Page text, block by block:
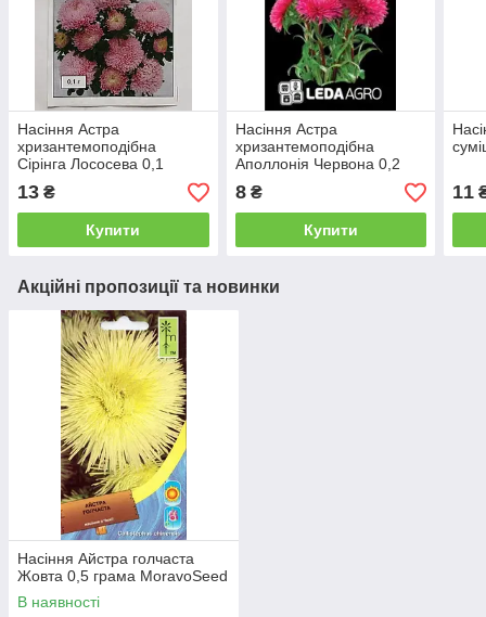
Насіння Астра
хризантемоподібна
Сірінга Лососева 0,1
грама Satimex
13 ₴
Купити
Насіння Астра
хризантемоподібна
Аполлонія Червона 0,2
грама Hem Zaden
8₴
Купити
11
Акційні пропозиції та новинки
Насіння Айстра голчаста
Жовта 0,5 грама MoravoSeed
В наявності